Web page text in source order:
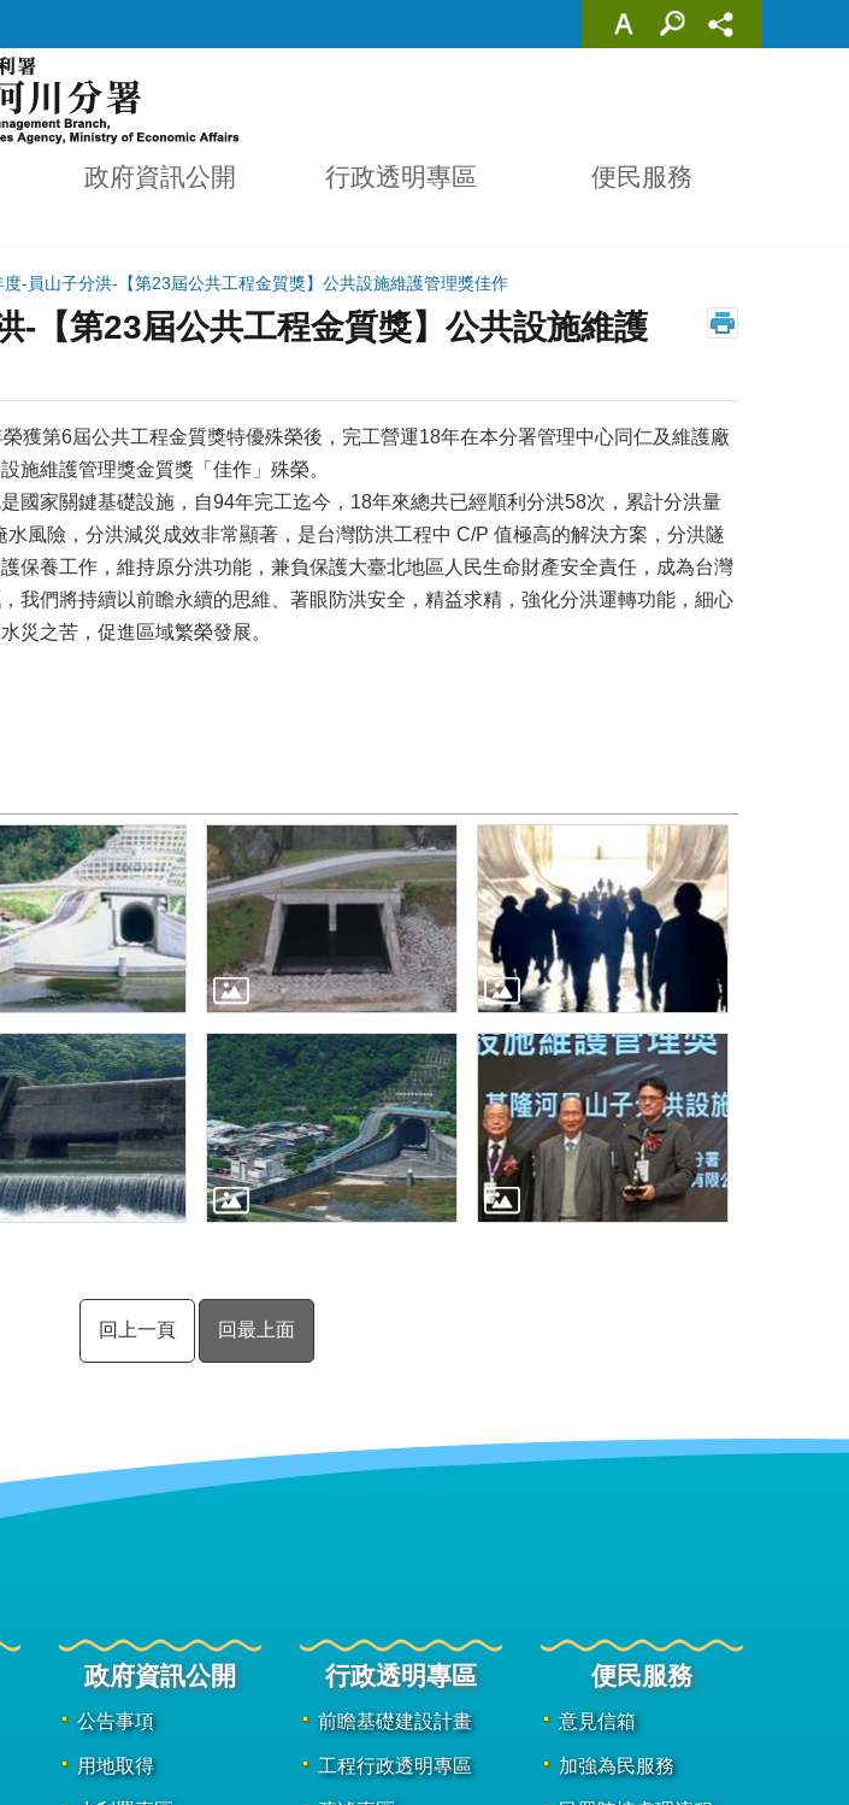
政府資訊公開 行政透明專區
便民服務
度-員山子分洪-【第23屆公共工程金質獎】公共設施維護管理獎佳作
-【第23屆公共工程金質獎】公共設施維護
獲第6屆公共工程金質獎特優殊榮後，完工營運18年在本分署管理中心同仁及維護廠
施維護管理獎金質獎「佳作」殊榮。
國家關鍵基礎設施，自94年完工迄今，18年來總共已經順利分洪58次，累計分洪量
風險，分洪減災成效非常顯著，是台灣防洪工程中 C/P 值極高的解決方案，分洪隧
保養工作，維持原分洪功能，兼負保護大臺北地區人民生命財產安全責任，成為台灣
我們將持續以前瞻永續的思維、著眼防洪安全，精益求精，強化分洪運轉功能，細心
災之苦，促進區域繁榮發展。
回上一頁 回最上面
政府資訊公開
公告事項
用地取得
行政透明專區
前瞻基礎建設計畫
工程行政透明專區
便民服務
意見信箱
加強為民服務